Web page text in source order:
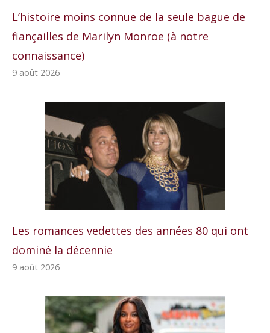
L’histoire moins connue de la seule bague de
fiançailles de Marilyn Monroe (à notre
connaissance)
9 août 2026
Les romances vedettes des années 80 qui ont
dominé la décennie
9 août 2026